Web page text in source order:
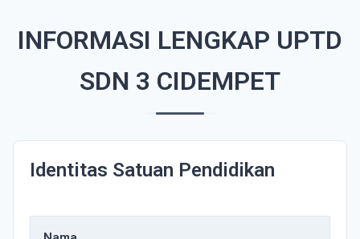
INFORMASI LENGKAP UPTD
SDN 3 CIDEMPET
Identitas Satuan Pendidikan